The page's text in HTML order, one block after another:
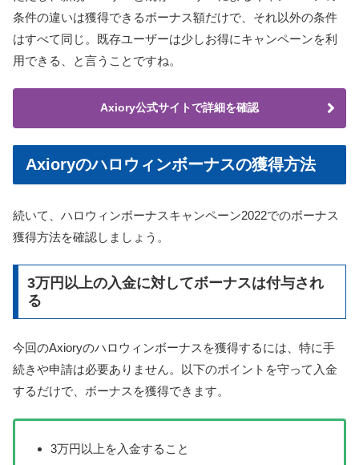
条件の違いは獲得できるボーナス額だけで、それ以外の条件
はすべて同じ。既存ユーザーは少しお得にキャンペーンを利
用できる、と言うことですね。
Axiory公式サイトで詳細を確認
Axioryのハロウィンボーナスの獲得方法
続いて、ハロウィンボーナスキャンペーン2022でのボーナス
獲得方法を確認しましょう。
3万円以上の入金に対してボーナスは付与され
る
今回のAxioryのハロウィンボーナスを獲得するには、特に手
続きや申請は必要ありません。以下のポイントを守って入金
するだけで、ボーナスを獲得できます。
3万円以上を入金すること